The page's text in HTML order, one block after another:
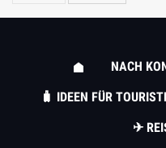
NACH
🧳 IDEEN FÜR
✈